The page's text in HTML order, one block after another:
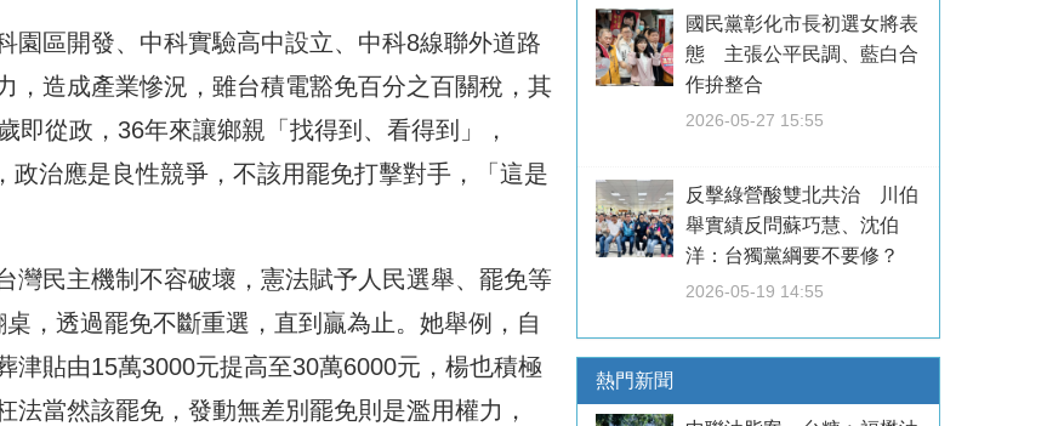
園區開發、中科實驗高中設立、中科8線聯外道路
，造成產業慘況，雖台積電豁免百分之百關稅，其
即從政，36年來讓鄉親「找得到、看得到」，
治應是良性競爭，不該用罷免打擊對手，「這是
灣民主機制不容破壞，憲法賦予人民選舉、罷免等
，透過罷免不斷重選，直到贏為止。她舉例，自
津貼由15萬3000元提高至30萬6000元，楊也積極
當然該罷免，發動無差別罷免則是濫用權力，
國民黨彰化市長初選女將表
態 主張公平民調、藍白合
作拚整合
2026-05-27 15:55
反擊綠營酸雙北共治 川伯
舉實績反問蘇巧慧、沈伯
洋：台獨黨綱要不要修？
2026-05-19 14:55
熱門新聞